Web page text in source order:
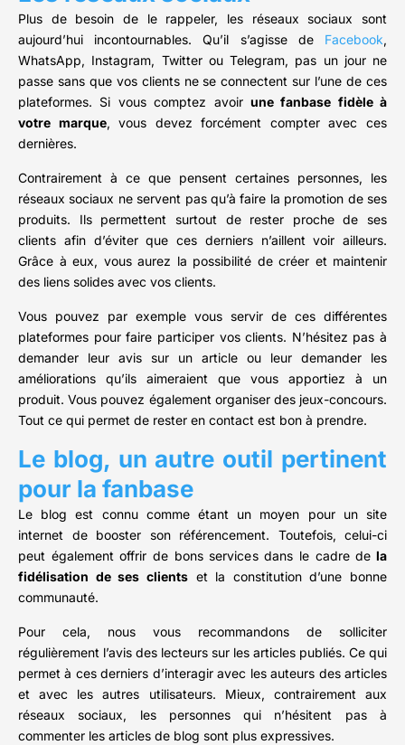
Plus de besoin de le rappeler, les réseaux sociaux sont
aujourd’hui incontournables. Qu’il s’agisse de Facebook,
WhatsApp, Instagram, Twitter ou Telegram, pas un jour ne
passe sans que vos clients ne se connectent sur l’une de ces
plateformes. Si vous comptez avoir une fanbase fidèle à
votre marque, vous devez forcément compter avec ces
dernières.
Contrairement à ce que pensent certaines personnes, les
réseaux sociaux ne servent pas qu’à faire la promotion de ses
produits. Ils permettent surtout de rester proche de ses
clients afin d’éviter que ces derniers n’aillent voir ailleurs.
Grâce à eux, vous aurez la possibilité de créer et maintenir
des liens solides avec vos clients.
Vous pouvez par exemple vous servir de ces différentes
plateformes pour faire participer vos clients. N’hésitez pas à
demander leur avis sur un article ou leur demander les
améliorations qu’ils aimeraient que vous apportiez à un
produit. Vous pouvez également organiser des jeux-concours.
Tout ce qui permet de rester en contact est bon à prendre.
Le blog, un autre outil pertinent
pour la fanbase
Le blog est connu comme étant un moyen pour un site
internet de booster son référencement. Toutefois, celui-ci
peut également offrir de bons services dans le cadre de la
fidélisation de ses clientset la constitution d’une bonne
communauté.
Pour cela, nous vous recommandons de solliciter
régulièrement l’avis des lecteurs sur les articles publiés. Ce qui
permet à ces derniers d’interagir avec les auteurs des articles
et avec les autres utilisateurs. Mieux, contrairement aux
réseaux sociaux, les personnes qui n’hésitent pas à
commenter les articles de blog sont plus expressives.